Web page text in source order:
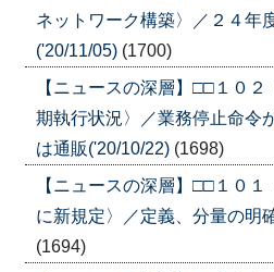
ネットワーク構築〉／２４年
('20/11/05) (1700)
【ニュースの深層】□□１０
期執行状況〉／業務停止命
は通販('20/10/22) (1698)
【ニュースの深層】□□１０
に新規定〉／定義、分量の明
(1694)